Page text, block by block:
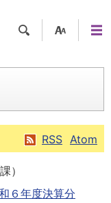
ツー
ュー
RSS Atom
）
６年度決算分